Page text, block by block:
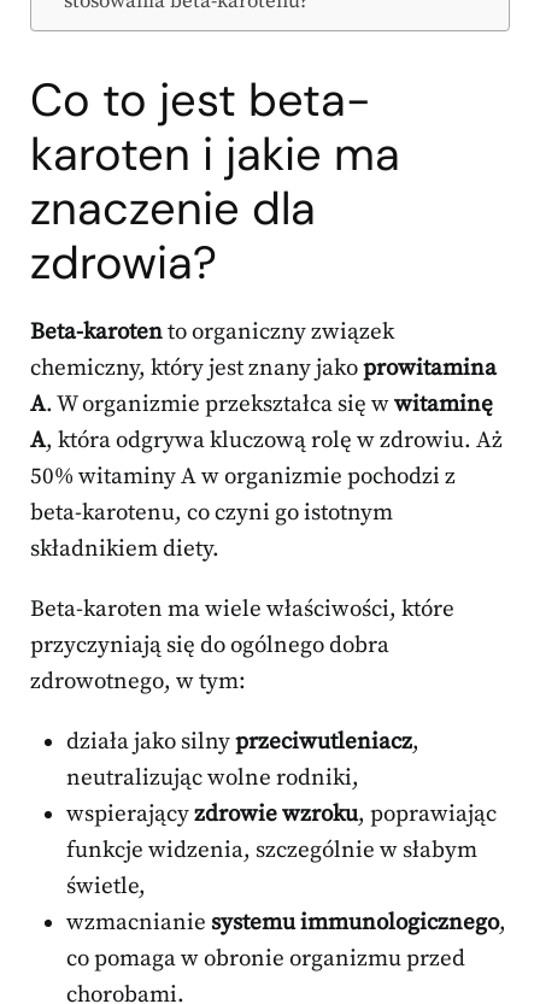
Co to jest beta-
karoten i jakie ma
znaczenie dla
zdrowia?
Beta-karotento organiczny związek
chemiczny, który jest znany jakoprowitamina
A. W organizmie przekształca się wwitaminę
A, która odgrywa kluczową rolę w zdrowiu. Aż
50% witaminy A w organizmie pochodzi z
beta-karotenu, co czyni go istotnym
składnikiem diety.
Beta-karoten ma wiele właściwości, które
przyczyniają się do ogólnego dobra
zdrowotnego, w tym:
działa jako silnyprzeciwutleniacz,
neutralizując wolne rodniki,
wspierającyzdrowie wzroku, poprawiając
funkcje widzenia, szczególnie w słabym
świetle,
wzmacnianie systemu immunologicznego,
co pomaga w obronie organizmu przed
chorobami.